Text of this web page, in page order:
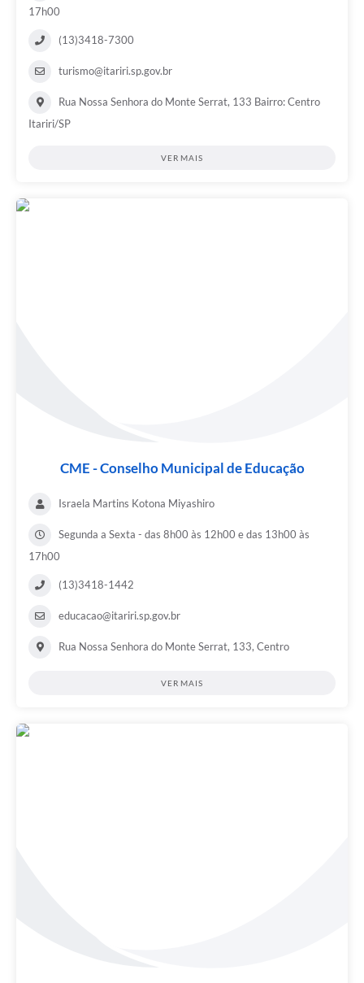
17h00
(13)3418-7300
turismo@itariri.sp.gov.br
Rua Nossa Senhora do Monte Serrat, 133 Bairro: Centro
Itariri/SP
VER MAIS
CME - Conselho Municipal de Educação
Israela Martins Kotona Miyashiro
Segunda a Sexta - das 8h00 às 12h00 e das 13h00 às
17h00
(13)3418-1442
educacao@itariri.sp.gov.br
Rua Nossa Senhora do Monte Serrat, 133, Centro
VER MAIS